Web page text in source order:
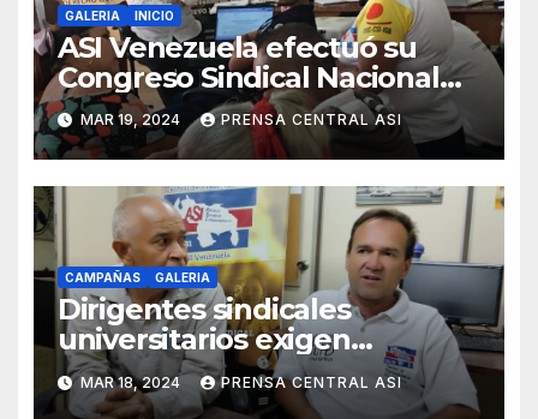
GALERIA INICIO
ASI Venezuela efectuó su
Congreso Sindical Nacional
2024 en Caracas
MAR 19, 2024 PRENSA CENTRAL ASI
CAMPAÑAS GALERIA
Dirigentes sindicales
universitarios exigen
aumento del salario mímimo
a US$ 200 mensuales
MAR 18, 2024 PRENSA CENTRAL ASI